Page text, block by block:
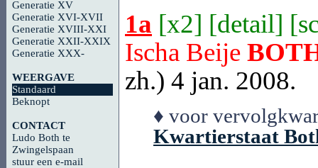
Generatie XV
Generatie XVI-XVII
Generatie XVIII-XXI
Generatie XXII-XXIX
Generatie XXX-
WEERGAVE
Standaard
Beknopt
CONTACT
Ludo Both te
Zwingelspaan
stuur een e-mail
1a [x2] [detail] [
Ischa Beije
zh.) 4 jan. 2008.
♦ voor
Kwartierstaat